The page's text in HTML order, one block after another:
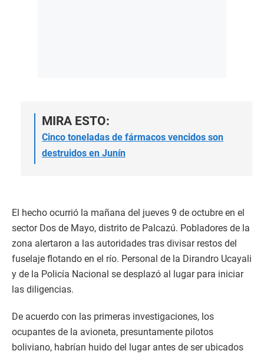
MIRA ESTO:
Cinco toneladas de fármacos vencidos son
destruidos en Junín
El hecho ocurrió la mañana del jueves 9 de octubre en el
sector Dos de Mayo, distrito de Palcazú. Pobladores de la
zona alertaron a las autoridades tras divisar restos del
fuselaje flotando en el río. Personal de la Dirandro Ucayali
y de la Policía Nacional se desplazó al lugar para iniciar
las diligencias.
De acuerdo con las primeras investigaciones, los
ocupantes de la avioneta, presuntamente pilotos
boliviano, habrían huido del lugar antes de ser ubicados